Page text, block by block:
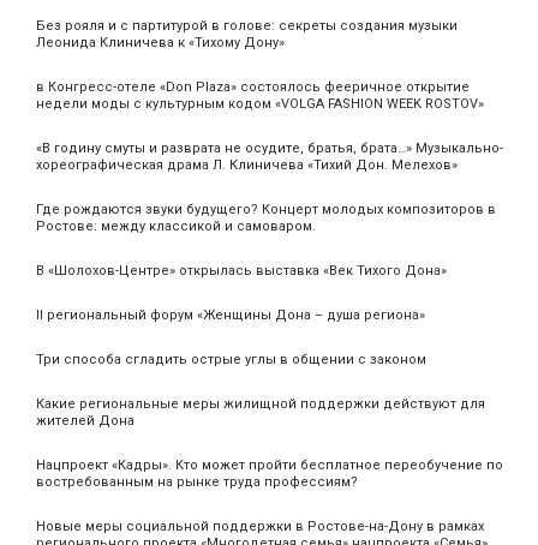
Без рояля и с партитурой в голове: секреты создания музыки
Леонида Клиничева к «Тихому Дону»
в Конгресс-отеле «Don Plaza» состоялось фееричное открытие
недели моды с культурным кодом «VOLGA FASHION WEEK ROSTOV»
«В годину смуты и разврата не осудите, братья, брата…» Музыкально-
хореографическая драма Л. Клиничева «Тихий Дон. Мелехов»
Где рождаются звуки будущего? Концерт молодых композиторов в
Ростове: между классикой и самоваром.
В «Шолохов-Центре» открылась выставка «Век Тихого Дона»
II региональный форум «Женщины Дона – душа региона»
Три способа сгладить острые углы в общении с законом
Какие региональные меры жилищной поддержки действуют для
жителей Дона
Нацпроект «Кадры». Кто может пройти бесплатное переобучение по
востребованным на рынке труда профессиям?
Новые меры социальной поддержки в Ростове-на-Дону в рамках